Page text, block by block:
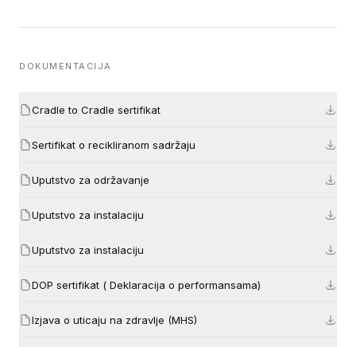
DOKUMENTACIJA
Cradle to Cradle sertifikat
Sertifikat o recikliranom sadržaju
Uputstvo za održavanje
Uputstvo za instalaciju
Uputstvo za instalaciju
DOP sertifikat ( Deklaracija o performansama)
Izjava o uticaju na zdravlje (MHS)